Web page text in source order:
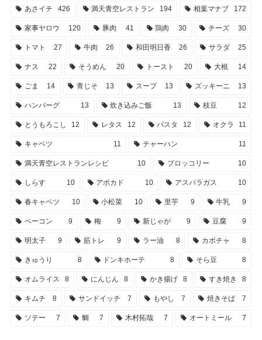
あさイチ 426 満天青空レストラン 194 相葉マナブ 172
家事ヤロウ 120 豚肉 41 鶏肉 30 チーズ 30
トマト 27 牛肉 26 和田明日香 26 サラダ 25
ナス 22 そうめん 20 トースト 20 大根 14
ごま 14 青じそ 13 スープ 13 ズッキーニ 13
ハンバーグ 13 炊き込みご飯 13 枝豆 12
とうもろこし 12 レタス 12 パスタ 12 オクラ 11
キャベツ 11 チャーハン 11
満天青空レストランレシピ 10 ブロッコリー 10
しらす 10 アボカド 10 アスパラガス 10
春キャベツ 10 小松菜 10 里芋 9 牛乳 9
ベーコン 9 梅 9 新じゃが 9 豆腐 9
明太子 9 筋トレ 9 ラー油 8 カボチャ 8
きゅうり 8 ドンキホーテ 8 そら豆 8
オムライス 8 にんじん 8 かき揚げ 8 すき焼き 8
キムチ 8 サンドイッチ 7 もやし 7 焼きそば 7
ソテー 7 鯛 7 木村拓哉 7 オートミール 7